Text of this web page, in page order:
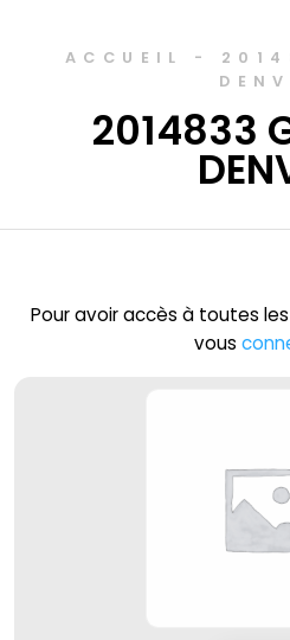
ACCUEIL -
2014833
Pour avoir accès à toutes
vous